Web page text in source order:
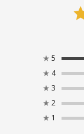
★ 5
★ 4
★ 3
★ 2
★ 1